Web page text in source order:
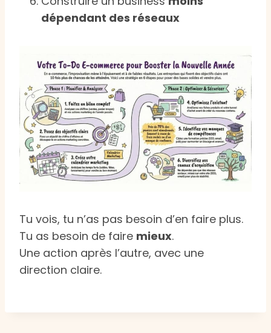
dépendant des réseaux
Tu vois, tu n’as pas besoin d’en faire plus.
Tu as besoin de faire mieux.
Une action après l’autre, avec une
direction claire.